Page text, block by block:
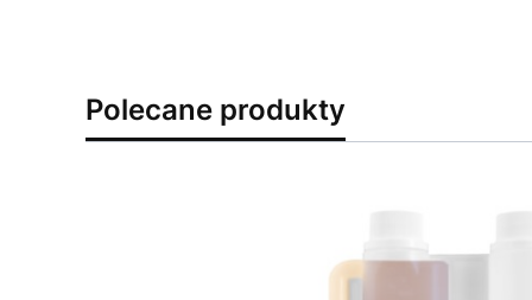
Polecane produkty